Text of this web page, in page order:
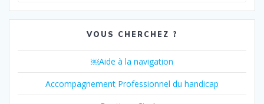
VOUS CHERCHEZ ?
￼Aide à la navigation
Accompagnement Professionnel du handicap